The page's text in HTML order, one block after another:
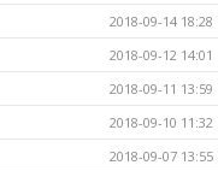
2018-09-14 18:28
2018-09-12 14:01
2018-09-11 13:59
2018-09-10 11:32
2018-09-07 13:55